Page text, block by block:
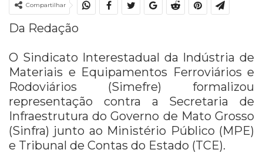
Compartilhar
Da Redação
O Sindicato Interestadual da Indústria de
Materiais e Equipamentos Ferroviários e
Rodoviários (Simefre) formalizou
representação contra a Secretaria de
Infraestrutura do Governo de Mato Grosso
(Sinfra) junto ao Ministério Público (MPE)
e Tribunal de Contas do Estado (TCE).